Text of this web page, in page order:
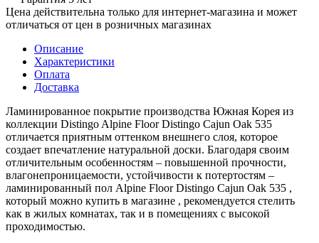
Цена действительна только для интернет-магазина и может
отличаться от цен в розничных магазинах
Описание
Характеристики
Оплата
Доставка
Ламинированное покрытие производства Южная Корея из
коллекции Distingo Alpine Floor Distingo Cajun Oak 535
отличается приятным оттенком внешнего слоя, которое
создает впечатление натуральной доски. Благодаря своим
отличительным особенностям – повышенной прочности,
влагонепроницаемости, устойчивости к потертостям –
ламинированный пол Alpine Floor Distingo Cajun Oak 535 ,
который можно купить в магазине , рекомендуется стелить
как в жилых комнатах, так и в помещениях с высокой
проходимостью.